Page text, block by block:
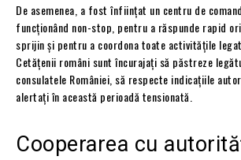
De asemenea, a fost înființat un centru de
funcționând non-stop, pentru a răspunde rapid
sprijin și pentru a coordona toate activitățile
Cetățenii români sunt încurajați să păstreze
consulatele României, să respecte indicațiile
alertați în această perioadă tensionată.
Cooperarea cu